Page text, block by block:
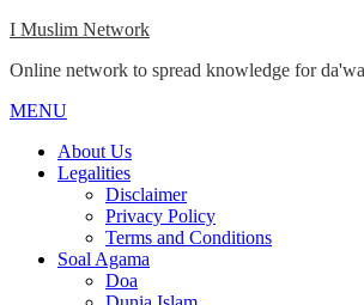
Skip
content
I Muslim Network
Online network to spread knowledge for
MENU
Menu
About Us
Legalities
Disclaimer
Privacy Policy
Terms and Conditions
Soal Agama
Doa